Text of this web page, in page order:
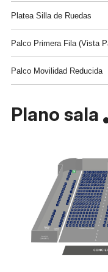
Platea Silla de Ruedas
Palco Primera Fila (Vista
Palco Movilidad Reducida
Plano sala